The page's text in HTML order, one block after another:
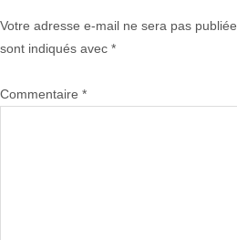
Votre adresse e-mail ne sera pas publiée.
sont indiqués avec *
Commentaire *